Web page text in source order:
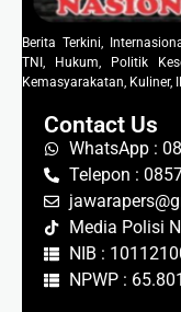
Berita Terkini,
TNI, Hukum, Politik
Kemasyarakatan, Kuliner,
Contact Us
WhatsApp :
Telepon :
Media Polisi
NIB :
NPWP :